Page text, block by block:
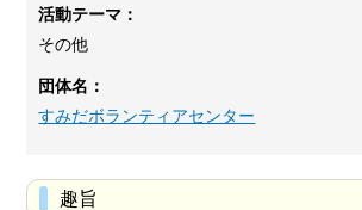
活動テーマ：
その他
団体名：
すみだボランティアセンター
趣旨